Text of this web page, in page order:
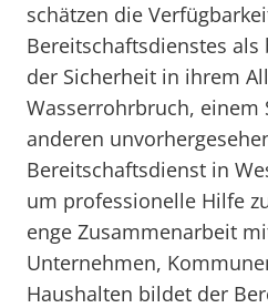
schätzen die
Bereitschaftsdienstes als
der Sicherheit in ihrem
Wasserrohrbruch, einem
anderen
Bereitschaftsdienst in
um professionelle Hilfe
enge Zusammenarbeit
Unternehmen,
Haushalten bildet der